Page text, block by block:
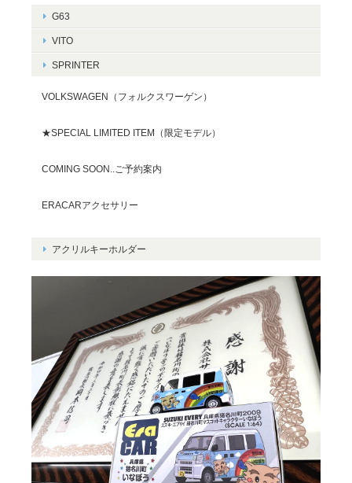
G63
VITO
SPRINTER
VOLKSWAGEN（フォルクスワーゲン）
★SPECIAL LIMITED ITEM（限定モデル）
COMING SOON..ご予約案内
ERACARアクセサリー
アクリルキーホルダー